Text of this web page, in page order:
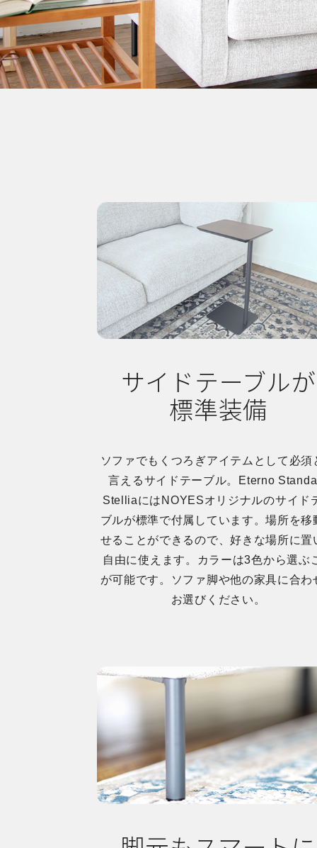
サイドテーブルが
標準装備
ソファでもくつろぎアイテムとして必須
言えるサイドテーブル。Eterno
StelliaにはNOYESオリジナルのサイド
ブルが標準で付属しています。場所を移
せることができるので、好きな場所に置
自由に使えます。カラーは3色から選ぶ
が可能です。ソファ脚や他の家具に合わ
お選びください。